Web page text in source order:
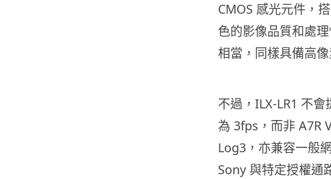
CMOS 感光元件，
色的影像品質和處
相當，同樣具備高
不過，ILX-LR1 不
為 3fps，而非 A7R
Log3，亦兼容一般
Sony 與特定授權通